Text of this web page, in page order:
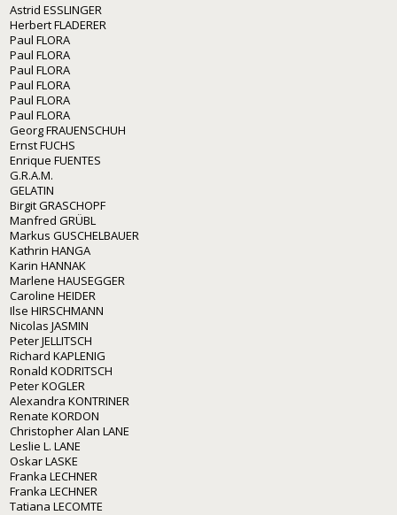
Astrid ESSLINGER
Herbert FLADERER
Paul FLORA
Paul FLORA
Paul FLORA
Paul FLORA
Paul FLORA
Paul FLORA
Georg FRAUENSCHUH
Ernst FUCHS
Enrique FUENTES
G.R.A.M.
GELATIN
Birgit GRASCHOPF
Manfred GRÜBL
Markus GUSCHELBAUER
Kathrin HANGA
Karin HANNAK
Marlene HAUSEGGER
Caroline HEIDER
Ilse HIRSCHMANN
Nicolas JASMIN
Peter JELLITSCH
Richard KAPLENIG
Ronald KODRITSCH
Peter KOGLER
Alexandra KONTRINER
Renate KORDON
Christopher Alan LANE
Leslie L. LANE
Oskar LASKE
Franka LECHNER
Franka LECHNER
Tatiana LECOMTE